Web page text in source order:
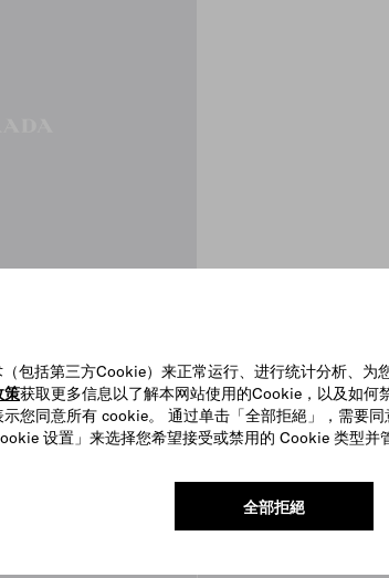
包括第三方Cookie）来正常运行、进行统计分析、为
策获取更多信息以了解本网站使用的Cookie，以及如
您同意所有 cookie。 通过单击「全部拒絕」，需要
设置」来选择您希望接受或禁用的 Cookie 类型并
全部拒絕